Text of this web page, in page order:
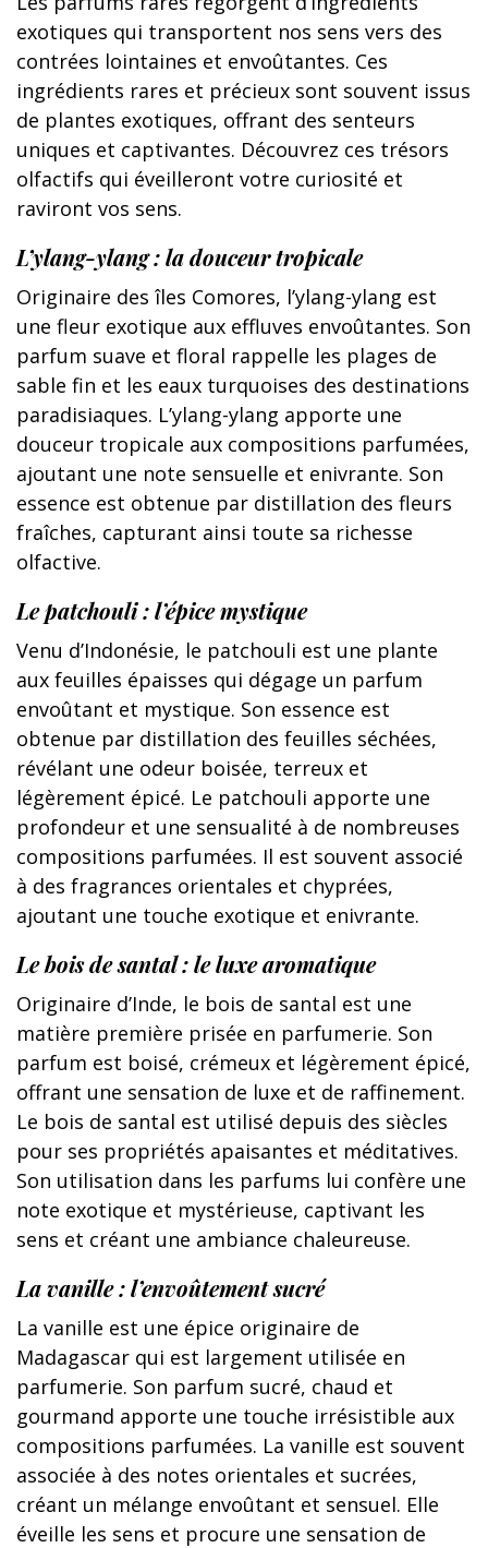
exotiques qui transportent nos sens vers des
contrées lointaines et envoûtantes. Ces
ingrédients rares et précieux sont souvent issus
de plantes exotiques, offrant des senteurs
uniques et captivantes. Découvrez ces trésors
olfactifs qui éveilleront votre curiosité et
raviront vos sens.
L’ylang-ylang : la douceur tropicale
Originaire des îles Comores, l’ylang-ylang est
une fleur exotique aux effluves envoûtantes. Son
parfum suave et floral rappelle les plages de
sable fin et les eaux turquoises des destinations
paradisiaques. L’ylang-ylang apporte une
douceur tropicale aux compositions parfumées,
ajoutant une note sensuelle et enivrante. Son
essence est obtenue par distillation des fleurs
fraîches, capturant ainsi toute sa richesse
olfactive.
Le patchouli : l’épice mystique
Venu d’Indonésie, le patchouli est une plante
aux feuilles épaisses qui dégage un parfum
envoûtant et mystique. Son essence est
obtenue par distillation des feuilles séchées,
révélant une odeur boisée, terreux et
légèrement épicé. Le patchouli apporte une
profondeur et une sensualité à de nombreuses
compositions parfumées. Il est souvent associé
à des fragrances orientales et chyprées,
ajoutant une touche exotique et enivrante.
Le bois de santal : le luxe aromatique
Originaire d’Inde, le bois de santal est une
matière première prisée en parfumerie. Son
parfum est boisé, crémeux et légèrement épicé,
offrant une sensation de luxe et de raffinement.
Le bois de santal est utilisé depuis des siècles
pour ses propriétés apaisantes et méditatives.
Son utilisation dans les parfums lui confère une
note exotique et mystérieuse, captivant les
sens et créant une ambiance chaleureuse.
La vanille : l’envoûtement sucré
La vanille est une épice originaire de
Madagascar qui est largement utilisée en
parfumerie. Son parfum sucré, chaud et
gourmand apporte une touche irrésistible aux
compositions parfumées. La vanille est souvent
associée à des notes orientales et sucrées,
créant un mélange envoûtant et sensuel. Elle
éveille les sens et procure une sensation de